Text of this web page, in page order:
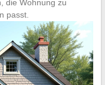
die Wohnung zu
passt.